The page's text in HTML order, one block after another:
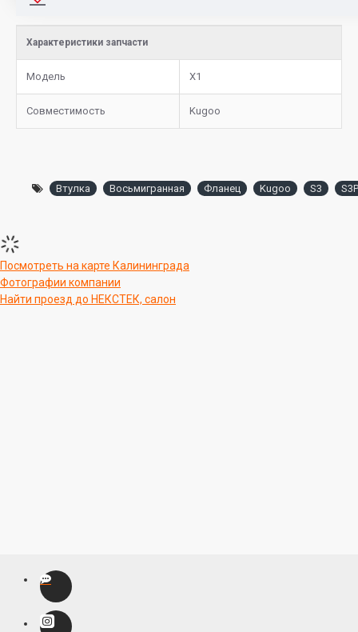
Характеристики запчасти
Модель X1
Совместимость Kugoo
Втулка Восьмигранная Фланец Kugoo S3
Посмотреть на карте Калининграда
Фотографии компании
Найти проезд до НЕКСТЕК, салон